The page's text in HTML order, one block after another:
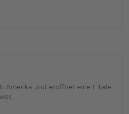
Amerika und eröffnet eine Filiale